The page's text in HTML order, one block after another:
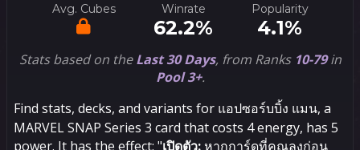
Avg. Cubes Winrate
62.2%
Popularity
4.1%
Stats based on theLast 30 Days, from Ranks 10-79in
Pool 3+.
Find stats, decks, and variants for แอปซอร์บบิ้ง แมน, a
MARVEL SNAP Series 3 card that costs 4 energy, has 5
power. It has the effect: "เปิดตัว:หาก​การ์ด​ที่​คุณ​ลง​ก่อน